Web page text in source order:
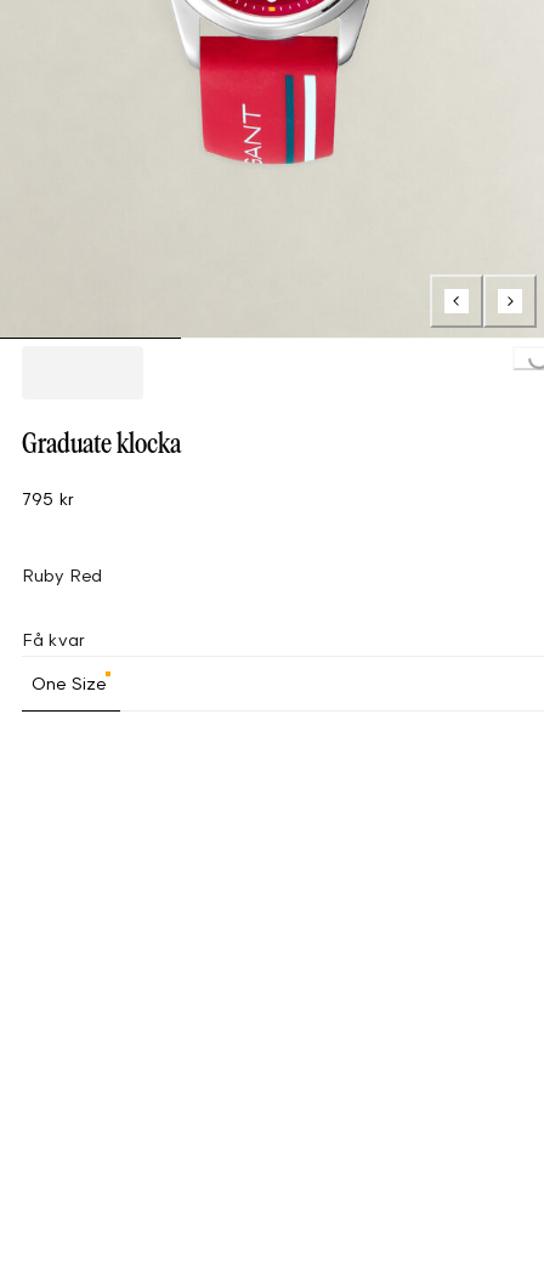
Graduate klocka
795 kr
Ruby Red
Få kvar
One Size